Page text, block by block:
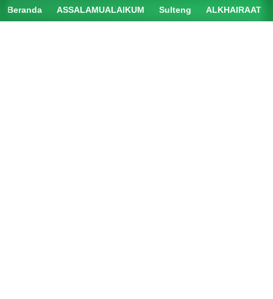
Beranda ASSALAMUALAIKUM Sulteng ALKHAIRAAT